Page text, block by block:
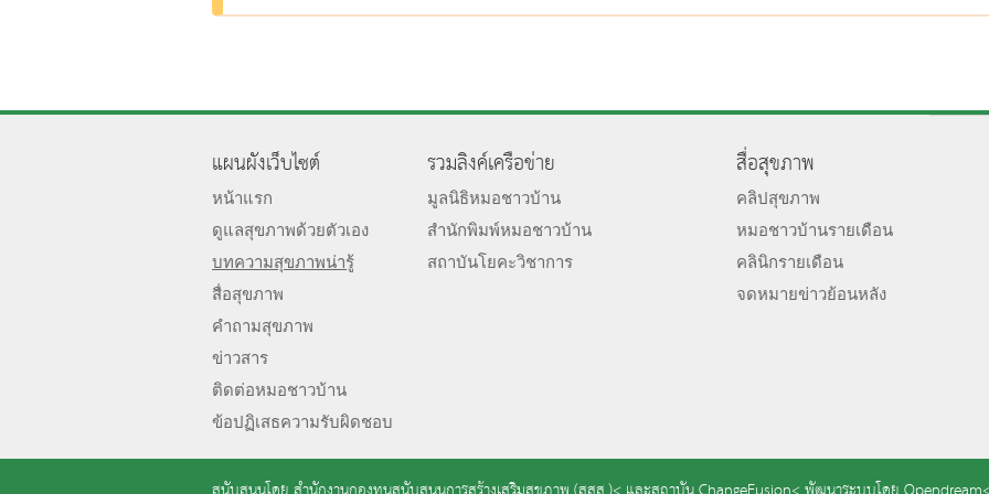
แผนผังเว็บไซต์
หน้าแรก
ดูแลสุขภาพด้วยตัวเอง
บทความสุขภาพน่ารู้
สื่อสุขภาพ
คำถามสุขภาพ
ข่าวสาร
ติดต่อหมอชาวบ้าน
ข้อปฏิเสธความรับผิดชอบ
รวมลิงค์เครือข่าย
มูลนิธิหมอชาวบ้าน
สำนักพิมพ์หมอชาวบ้าน
สถาบันโยคะวิชาการ
สื่อสุขภาพ
คลิปสุขภาพ
หมอชาวบ้านรายเดือน
คลินิกรายเดือน
จดหมายข่าวย้อนหลัง